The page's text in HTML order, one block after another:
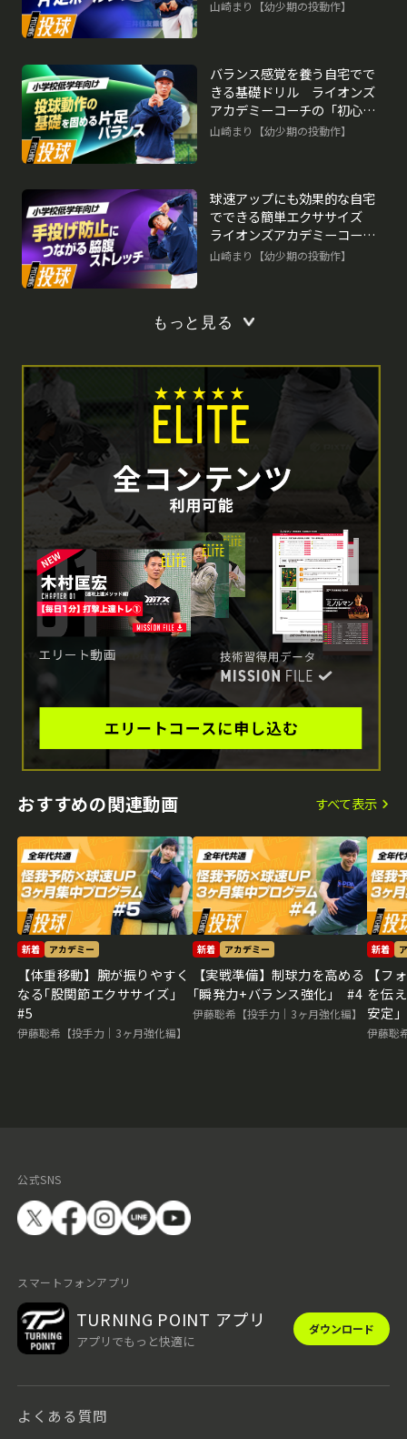
山崎まり【幼少期の投動作】
バランス感覚を養う自宅でで
きる基礎ドリル ライオンズ
アカデミーコーチの「初心
者」指導論
山崎まり【幼少期の投動作】
再生中
球速アップにも効果的な自宅
でできる簡単エクササイズ
ライオンズアカデミーコーチ
の「初心者」指導論
山崎まり【幼少期の投動作】
もっと見る
おすすめの関連動画 すべて表示
新着 アカデミー
【体重移動】腕が振りやすく
なる｢股関節エクササイズ｣
#5
伊藤聡希【投手力｜3ヶ月強化編】
新着 アカデミー
【実戦準備】制球力を高める
｢瞬発力+バランス強化｣ #4
伊藤聡希【投手力｜3ヶ月強化編】
新着
【フ
を伝
安定
伊藤聡
公式SNS
スマートフォンアプリ
TURNING POINT アプリ
アプリでもっと快適に
ダウンロード
よくある質問